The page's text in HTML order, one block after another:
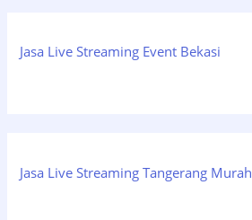
Jasa Live Streaming Event Bekasi
Jasa Live Streaming Tangerang Murah